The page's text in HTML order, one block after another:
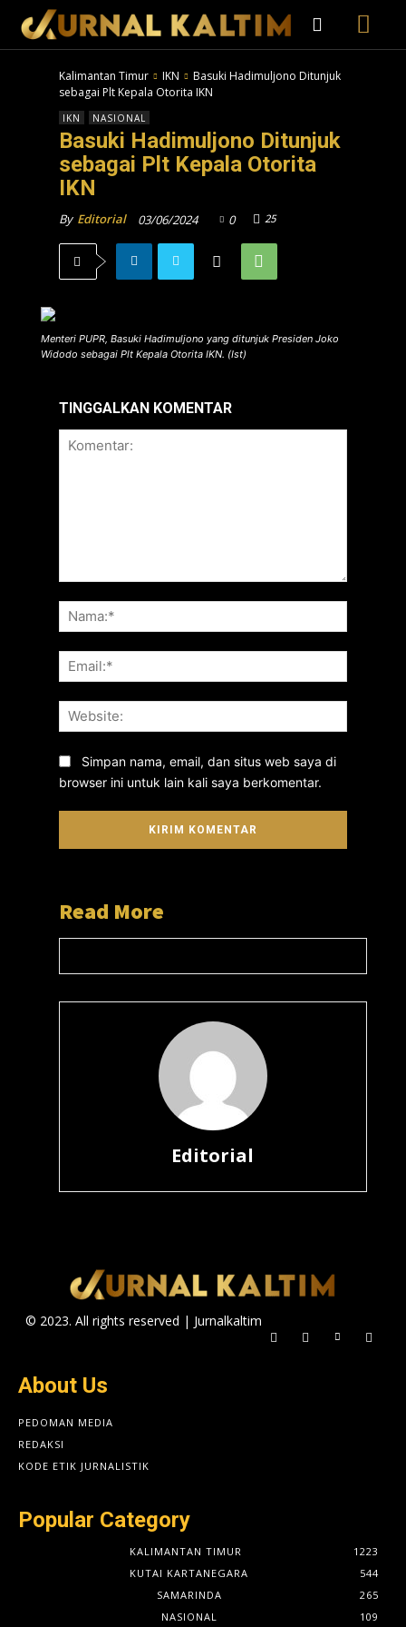
Kalimantan Timur IKN
Basuki Hadimuljono Ditunjuk
sebagai Plt Kepala Otorita IKN
IKN NASIONAL
Basuki Hadimuljono Ditunjuk
sebagai Plt Kepala Otorita
IKN
By Editorial 03/06/2024 0 25
Menteri PUPR, Basuki Hadimuljono yang ditunjuk Presiden Joko
Widodo sebagai Plt Kepala Otorita IKN. (Ist)
TINGGALKAN KOMENTAR
Simpan nama, email, dan situs web saya di
browser ini untuk lain kali saya berkomentar.
Read More
Editorial
© 2023. All rights reserved | Jurnalkaltim
About Us
PEDOMAN MEDIA
REDAKSI
KODE ETIK JURNALISTIK
Popular Category
KALIMANTAN TIMUR
1223
KUTAI KARTANEGARA
544
SAMARINDA
265
NASIONAL
109